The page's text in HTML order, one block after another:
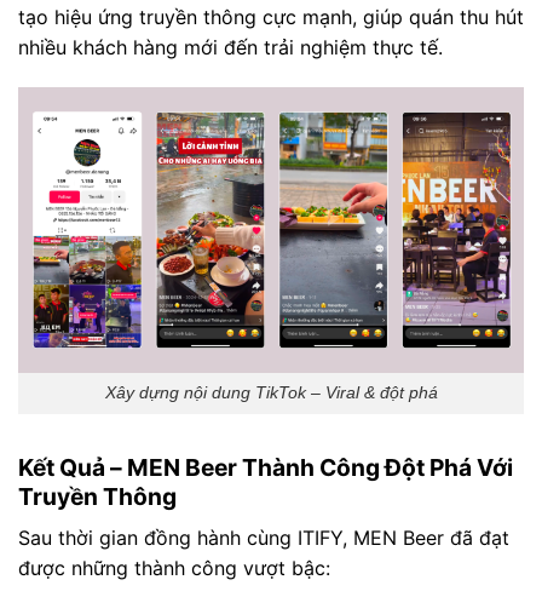
tạo hiệu ứng truyền thông cực mạnh, giúp quán thu hút
nhiều khách hàng mới đến trải nghiệm thực tế.
Xây dựng nội dung TikTok – Viral & đột phá
Kết Quả – MEN Beer Thành Công Đột Phá Với
Truyền Thông
Sau thời gian đồng hành cùng ITIFY, MEN Beer đã đạt
được những thành công vượt bậc: